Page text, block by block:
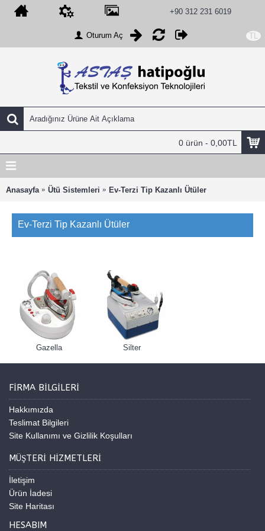
+90 312 231 6019
TL
Oturum Aç
0 ürün - 0,00TL
Anasayfa Ütü Sistemleri Ev-Terzi Tip Kazanlı Ütüler
Ev-Terzi Tip Kazanlı Ütüler
Gazella Silter
FIRMA BILGILERI
Hakkımızda
Teslimat Bilgileri
Site Kullanımı ve Gizlilik Koşulları
MÜŞTERI HIZMETLERI
İletişim
Ürün İadesi
Site Haritası
HESABIM